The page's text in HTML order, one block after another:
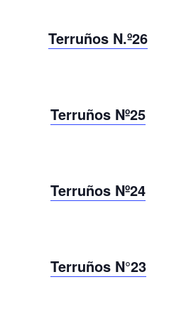
Terruños N.º26
Terruños Nº25
Terruños Nº24
Terruños N°23